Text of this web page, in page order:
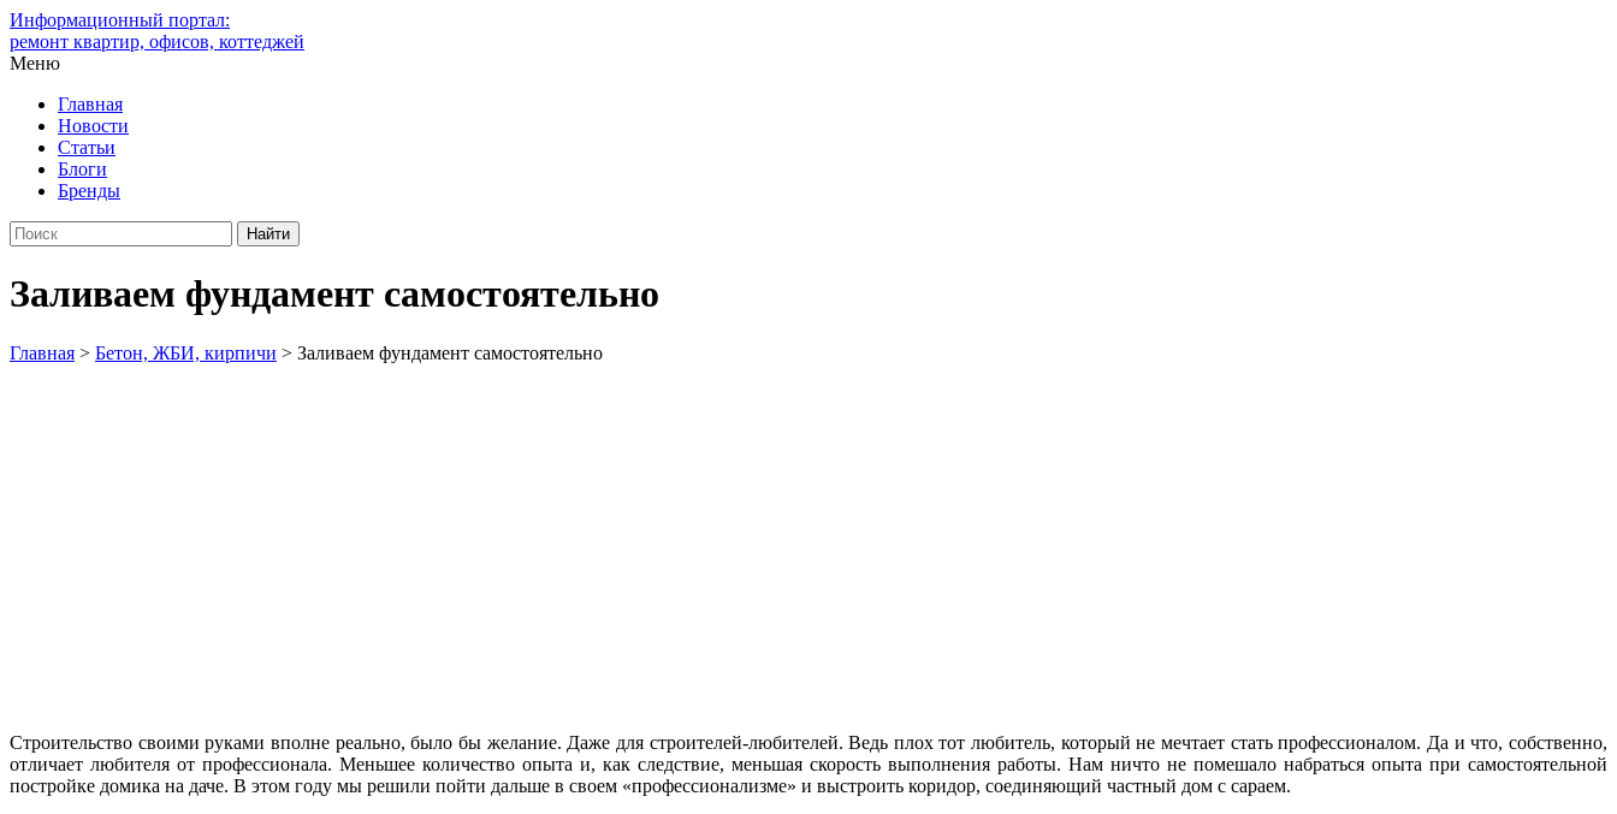
Информационный портал:
ремонт квартир, офисов, коттеджей
Меню
Главная
Новости
Статьи
Блоги
Бренды
Заливаем фундамент самостоятельно
Главная > Бетон, ЖБИ, кирпичи > Заливаем фундамент самостоятельно
Строительство своими руками вполне реально, было бы желание. Даже для строителей-любителей. Ведь плох тот любитель, который не мечтает стать профессионалом. Да и что, собственно,
отличает любителя от профессионала. Меньшее количество опыта и, как следствие, меньшая скорость выполнения работы. Нам ничто не помешало набраться опыта при самостоятельной
постройке домика на даче. В этом году мы решили пойти дальше в своем «профессионализме» и выстроить коридор, соединяющий частный дом с сараем.